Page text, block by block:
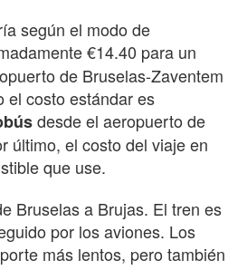
según el modo de
€14.40 para un
de Bruselas-Zaventem
el costo estándar es
desde el aeropuerto de
último, el costo del viaje en
que use.
Bruselas a Brujas. El tren es
por los aviones. Los
más lentos, pero también